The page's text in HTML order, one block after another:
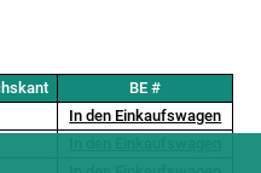
BE #
In den Einkaufswagen